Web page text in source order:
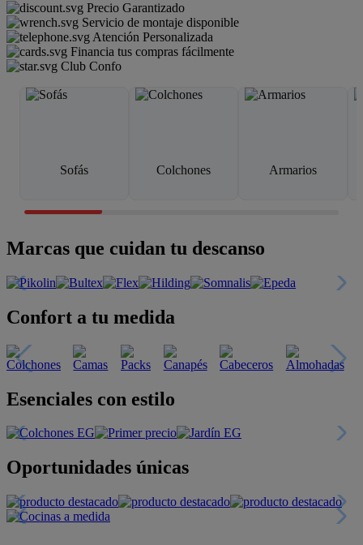
Precio Garantizado
Servicio de montaje disponible
Atención Personalizada
Financia tus compras fácilmente
Club Confo
Sofás Colchones Armarios
Marcas que cuidan tu descanso
Confort a tu medida
Esenciales con estilo
Oportunidades únicas